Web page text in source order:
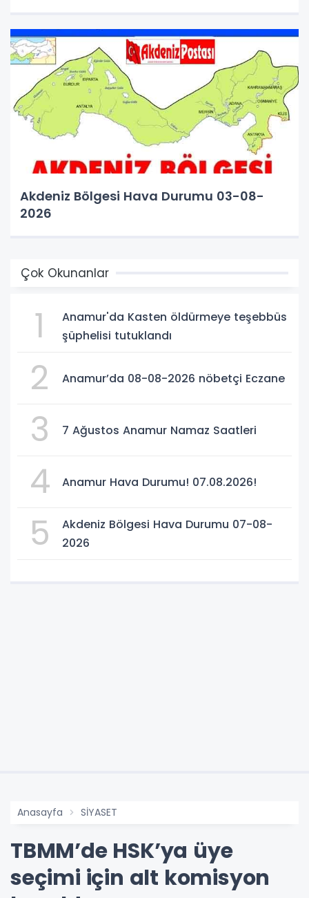
Akdeniz Bölgesi Hava Durumu 03-08-
2026
Çok Okunanlar
1
Anamur'da Kasten öldürmeye teşebbüs
şüphelisi tutuklandı
2 Anamur’da 08-08-2026 nöbetçi Eczane
3 7 Ağustos Anamur Namaz Saatleri
4 Anamur Hava Durumu! 07.08.2026!
5
Akdeniz Bölgesi Hava Durumu 07-08-
2026
Anasayfa SİYASET
TBMM’de HSK’ya üye
seçimi için alt komisyon